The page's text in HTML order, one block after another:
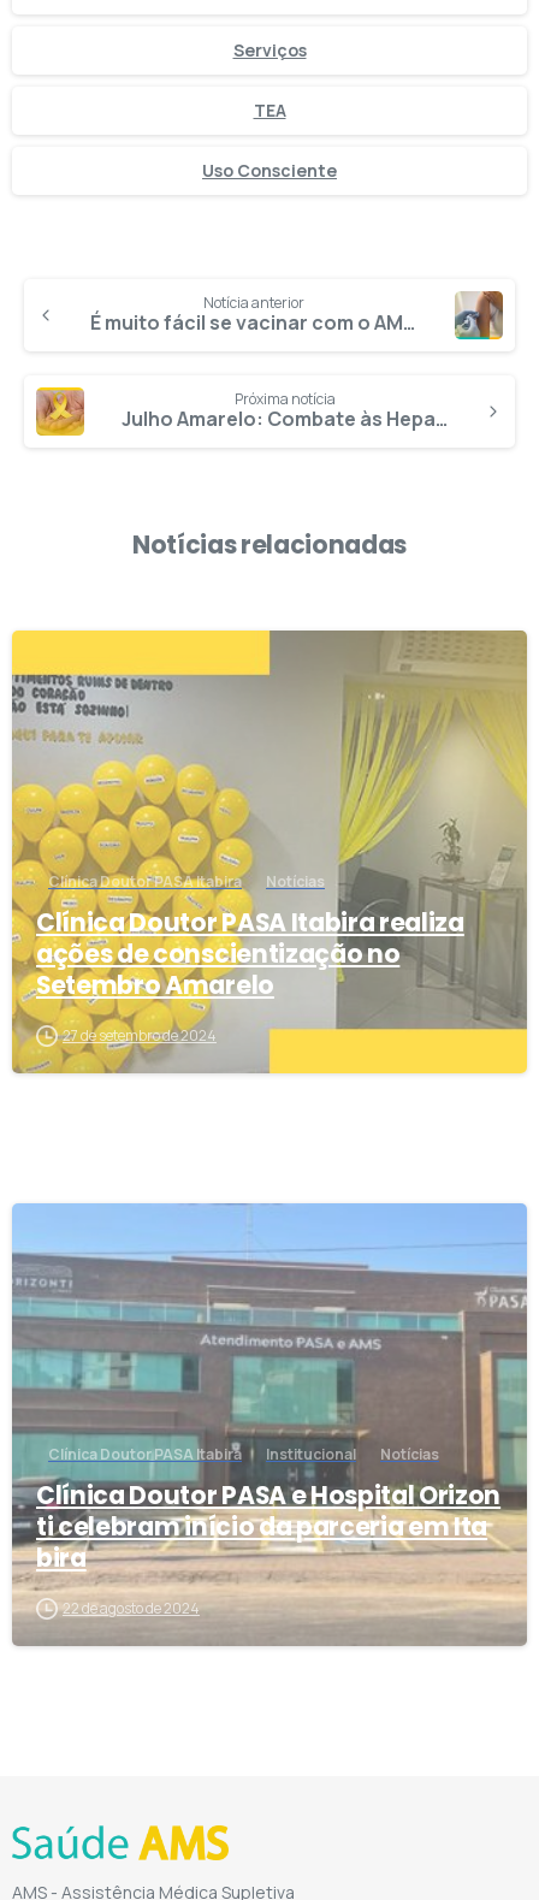
Serviços
TEA
Uso Consciente
Notícia anterior
É muito fácil se vacinar com o AMS no Rio de Janeiro! Confira a rede
Próxima notícia
Julho Amarelo: Combate às Hepatites Virais — O que são e como se prevenir
Notícias relacionadas
Clínica Doutor PASA Itabira Notícias
Clínica Doutor PASA Itabira realiza
ações de conscientização no
Setembro Amarelo
27 de setembro de 2024
Clínica Doutor PASA Itabira Institucional Notícias
Clínica Doutor PASA e Hospital Orizon
ti celebram início da parceria em Ita
bira
22 de agosto de 2024
AMS - Assistência Médica Supletiva